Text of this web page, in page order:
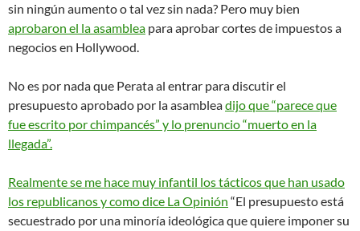
sin ningún aumento o tal vez sin nada? Pero muy bien
aprobaron el la asamblea para aprobar cortes de impuestos a
negocios en Hollywood.
No es por nada que Perata al entrar para discutir el
presupuesto aprobado por la asambleadijo que“parece que
fue escrito por chimpancés” y lo prenuncio “muerto en la
llegada”.
Realmente se me hace muy infantil los tácticos que han usado
los republicanos y como dice La Opinión “El presupuesto está
secuestrado por una minoría ideológica que quiere imponer su